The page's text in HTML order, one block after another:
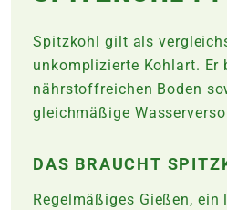
Spitzkohl gilt als
unkomplizierte Kohlart. Er
nährstoffreichen Boden
gleichmäßige
DAS BRAUCHT
Regelmäßiges Gießen, ein